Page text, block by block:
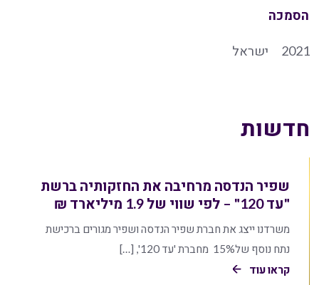
הסמכה
2021 ישראל
חדשות
שפיר הנדסה מרחיבה את החזקותיה ברשת
"עד 120" – לפי שווי של 1.9 מיליארד ₪
משרדנו ייצג את חברת שפיר הנדסה ושפיר מגורים ברכישת
נתח נוסף של15% מחברת 'עד 120', […]
קראו עוד